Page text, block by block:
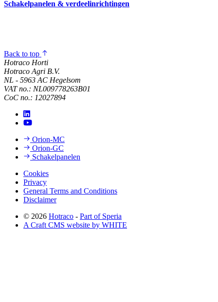
Schakelpanelen & verdeelinrichtingen
Back to top
Hotraco Horti
Hotraco Agri B.V.
NL - 5963 AC Hegelsom
VAT no.: NL009778263B01
CoC no.: 12027894
Orion-MC
Orion-GC
Schakelpanelen
Cookies
Privacy
General Terms and Conditions
Disclaimer
© 2026 Hotraco - Part of Speria
A Craft CMS website by WHITE